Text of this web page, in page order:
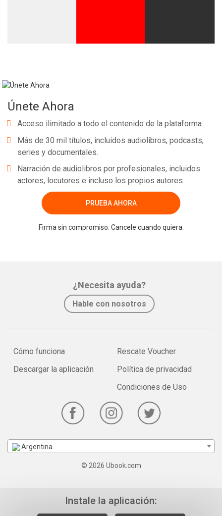
Únete Ahora
Acceso ilimitado a todo el contenido de la plataforma.
Más de 30 mil títulos, incluidos audiolibros, podcasts,
series y documentales.
Narración de audiolibros por profesionales, incluidos
actores, locutores e incluso los propios autores.
PRUEBA AHORA
Firma sin compromiso. Cancele cuando quiera.
¿Necesita ayuda?
Hable con nosotros
Cómo funciona
Descargar la aplicación
Rescate Voucher
Política de privacidad
Condiciones de Uso
Argentina
© 2026 Ubook.com
Instale la aplicación: